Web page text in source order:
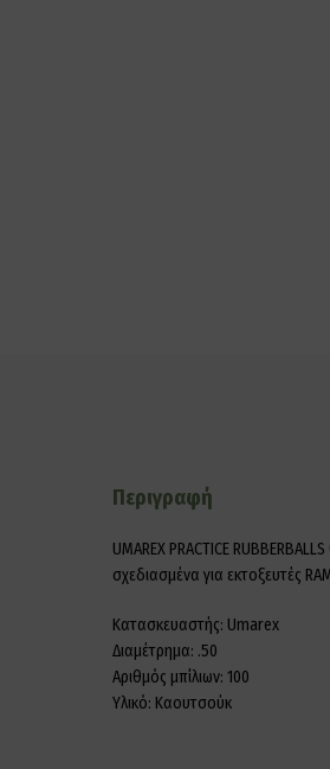
Περιγραφή
UMAREX PRACTICE
σχεδιασμένα για εκτοξευτές
Κατασκευαστής: Umarex
Διαμέτρημα: .50
Αριθμός μπίλιων: 100
Υλικό: Καουτσούκ